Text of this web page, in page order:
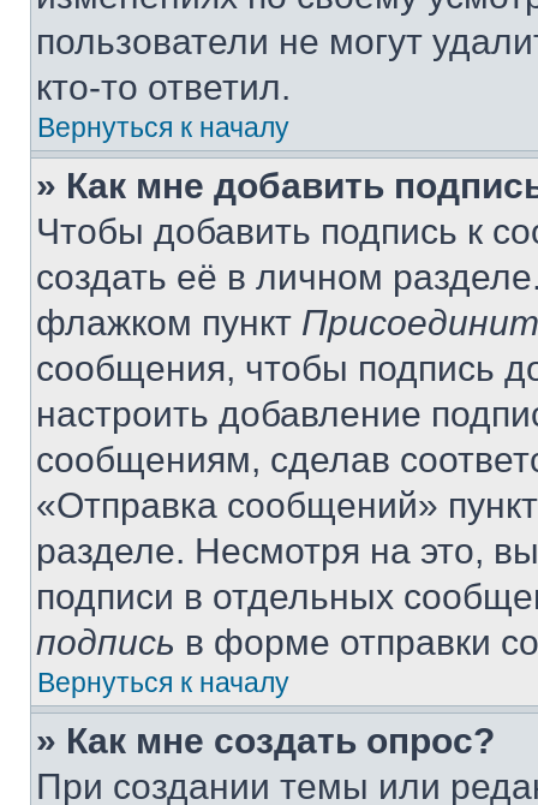
пользователи не могут
кто-то ответил.
Вернуться к началу
» Как мне добавить
Чтобы добавить подпись к
создать её в личном
флажком пункт
сообщения, чтобы подпись
настроить добавление
сообщениям, сделав
«Отправка сообщений»
разделе. Несмотря на это,
подписи в отдельных
подпись в форме отправки
Вернуться к началу
» Как мне создать опрос?
При создании темы или